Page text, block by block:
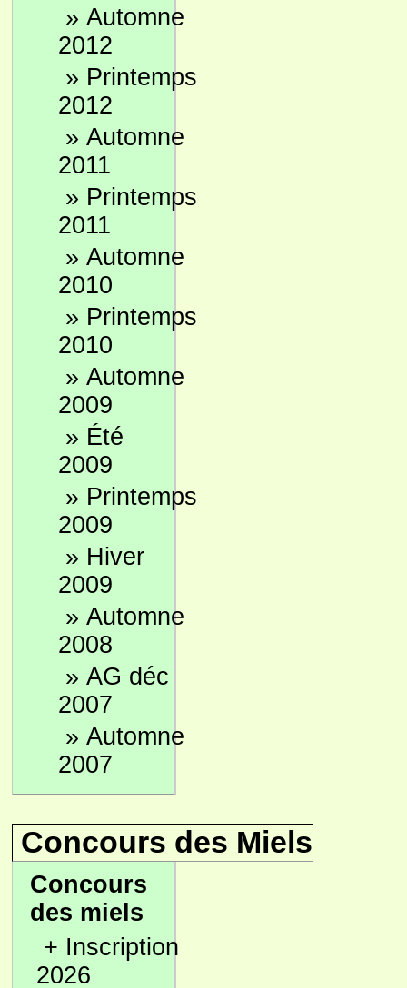
» Automne
2012
» Printemps
2012
» Automne
2011
» Printemps
2011
» Automne
2010
» Printemps
2010
» Automne
2009
» Été
2009
» Printemps
2009
» Hiver
2009
» Automne
2008
» AG déc
2007
» Automne
2007
Concours des Miels
Concours
des miels
+ Inscription
2026